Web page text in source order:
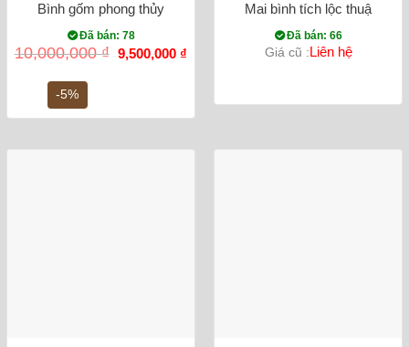
-5%
Bình gốm phong thủy mai bình tích lộc chim công vẽ vàng
Đã bán: 78
10,000,000₫ Giá
gốc
9,500,000 ₫
9,500,000 ₫.
Mai bình tích lộc thuận
Đã bán: 66
Giá cũ :Liên hệ